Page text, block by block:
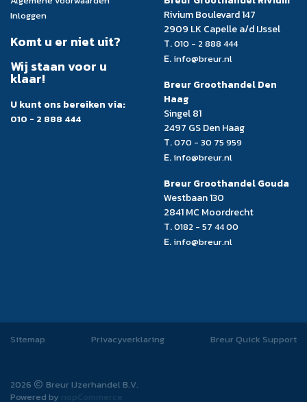
Inloggen
Komt u er niet uit?
Wij staan voor u
klaar!
U kunt ons bereiken via:
010 - 2 888 444
Rivium Boulevard 147
2909 LK Capelle a/d IJssel
T.010 - 2 888 444
E. info@breur.nl
Breur Groothandel Den
Haag
Singel 81
2497 GS Den Haag
T.070 - 30 75 959
E. info@breur.nl
Breur Groothandel Gouda
Westbaan 130
2841 MC Moordrecht
T.0182 - 57 44 00
E. info@breur.nl
Sitemap Privacyverklaring Breur Quick Support
2026
Breur IJzerhandel B.V.
Powered by